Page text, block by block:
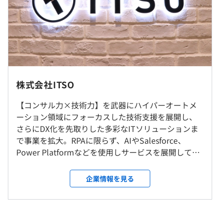
＜主要取引先＞
・大手メガバンク・大手金融機関・大手通信キャリア
・大手商社
・外資アパレルブランド
・外資系ホテルグループ
・清涼飲料水グループ
・マーケティング会社
・エネルギー会社
・製薬会社 など
東証プライム・スタンダード上場銘柄のなかでも、代表的
な225銘柄に入る
大手企業を中心にお取引継続中です。
・勤務地は「本社」「自宅」「常駐先」のいずれかです。
プロジェクトの都合により変動します。
・全体プロジェクトのうち100％常駐は1割程度です。
就業場所の変更範囲
＜雇入時＞
東京本社、ご自宅、常駐先
＜変更範囲＞
◆実際の給与例
≪年収例≫※RPA未経験者です
35歳／年収800万円（情シス部門（社内SE）出身／入社1
年目）
29歳／年収1000万円（コンサル出身／入社3年目）
（※ 想定年収は年収提示額を保証するものではありません）
9：00～18：00（実働8時間）
株式会社ITSO
【コンサル力×技術力】を武器にハイパーオートメ
ーション領域にフォーカスした技術支援を展開し、
さらにDX化を先取りした多彩なITソリューションま
で事業を拡大。RPAに限らず、AIやSalesforce、
Power Platformなどを使用しサービスを展開してい
集します。 RPA、AI、Salesforce、多岐にわたるツー
ルを駆使して、クライアントの業務改善を支援して
います。コンサルティングから開発まで、業務選定や
企業情報を見る